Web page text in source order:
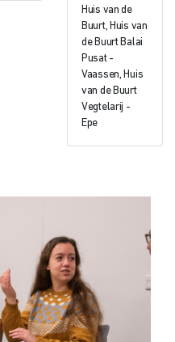
Huis van de
Buurt, Huis van
de Buurt Balai
Pusat -
Vaassen, Huis
van de Buurt
Vegtelarij -
Epe